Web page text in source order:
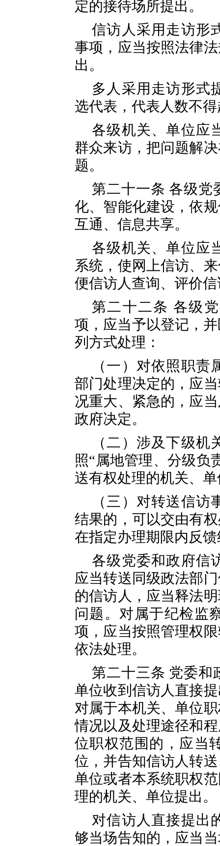
定的接待场所提出。
信访人采用走访形
事项，应当按照法律
出。
多人采用走访形式
选代表，代表人数不
各级机关、单位应
群众来访，把问题解
题。
第二十一条 各级党
化、智能化建设，依
互通、信息共享。
各级机关、单位应
系统，使网上信访、
便信访人查询、评价
第二十二条 各级
项，应当予以登记，
列方式处理：
（一）对依照职
部门处理决定的，应
况重大、紧急的，应
政府决定。
（二）涉及下级
照“属地管理、分级负
送有权处理的机关、
（三）对转送信
结果的，可以交由有
在指定办理期限内反
各级党委和政府信
应当转送同级政法部
的信访人，应当释法
问题。对属于纪检监
项，应当按照管理权
依法处理。
第二十三条 党委和
单位收到信访人直接
对属于本机关、单位
情况以及处理途径和
位职权范围的，应当
位，并告知信访人转
单位或者本系统职权
理的机关、单位提出。
对信访人直接提出
够当场告知的，应当